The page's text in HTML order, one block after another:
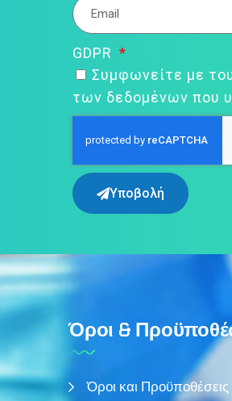
GDPR
Συμφωνείτε με
των δεδομένων που
Υποβολή
Όροι &
Όροι και Προϋποθέσεις